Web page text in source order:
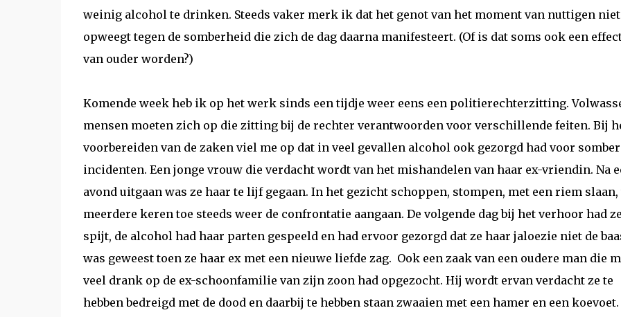
weinig alcohol te drinken. Steeds vaker merk ik dat het genot van het moment van nuttigen niet
opweegt tegen de somberheid die zich de dag daarna manifesteert. (Of is dat soms ook een
van ouder worden?)
Komende week heb ik op het werk sinds een tijdje weer eens een politierechterzitting.
mensen moeten zich op die zitting bij de rechter verantwoorden voor verschillende feiten. Bij
voorbereiden van de zaken viel me op dat in veel gevallen alcohol ook gezorgd had voor
incidenten. Een jonge vrouw die verdacht wordt van het mishandelen van haar ex-vriendin. Na
avond uitgaan was ze haar te lijf gegaan. In het gezicht schoppen, stompen, met een riem
meerdere keren toe steeds weer de confrontatie aangaan. De volgende dag bij het verhoor had ze
spijt, de alcohol had haar parten gespeeld en had ervoor gezorgd dat ze haar jaloezie niet de
was geweest toen ze haar ex met een nieuwe liefde zag. Ook een zaak van een oudere man die
veel drank op de ex-schoonfamilie van zijn zoon had opgezocht. Hij wordt ervan verdacht ze te
hebben bedreigd met de dood en daarbij te hebben staan zwaaien met een hamer en een